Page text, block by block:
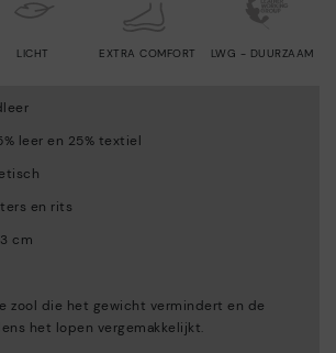
LICHT EXTRA COMFORT LWG - DUURZAAM
leer en 25% textiel
en rits
cm
zool die het gewicht vermindert en de
het lopen vergemakkelijkt.